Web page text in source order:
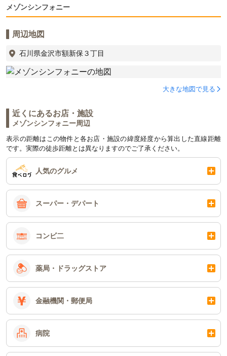
メゾンシンフォニー
周辺地図
石川県金沢市額新保３丁目
大きな地図で見る
近くにあるお店・施設
メゾンシンフォニー周辺
表示の距離はこの物件と各お店・施設の緯度経度から算出した直線距離
です。実際の徒歩距離とは異なりますのでご了承ください。
人気のグルメ
スーパー・デパート
コンビ二
薬局・ドラッグストア
金融機関・郵便局
病院